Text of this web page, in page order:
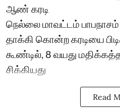
ஆண் கரடி
நெல்லை மாவட்டம்
தாக்கி கொன்ற கரடியை
கூண்டில், 8 வயது
சிக்கியது
Read